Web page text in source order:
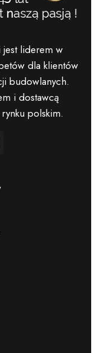
jest liderem w
dla klientów
budowlanych.
i dostawcą
polskim.